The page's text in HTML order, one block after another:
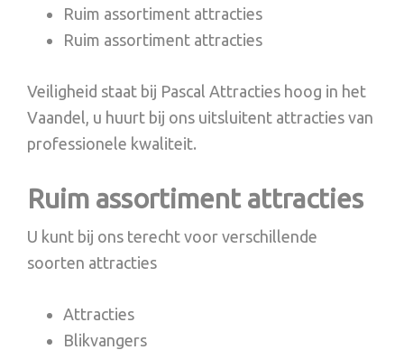
Ruim assortiment attracties
Ruim assortiment attracties
Veiligheid staat bij Pascal Attracties hoog in het
Vaandel, u huurt bij ons uitsluitent attracties van
professionele kwaliteit.
Ruim assortiment attracties
U kunt bij ons terecht voor verschillende
soorten attracties
Attracties
Blikvangers